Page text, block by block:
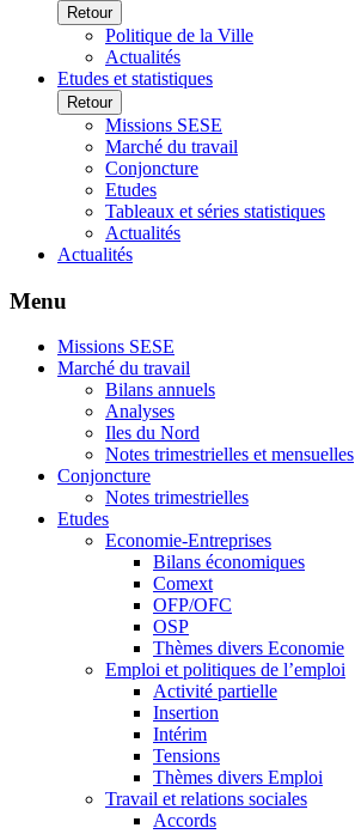
Retour
Politique de la Ville
Actualités
Etudes et statistiques
Retour
Missions SESE
Marché du travail
Conjoncture
Etudes
Tableaux et séries statistiques
Actualités
Actualités
Menu
Missions SESE
Marché du travail
Bilans annuels
Analyses
Iles du Nord
Notes trimestrielles et mensuelles
Conjoncture
Notes trimestrielles
Etudes
Economie-Entreprises
Bilans économiques
Comext
OFP/OFC
OSP
Thèmes divers Economie
Emploi et politiques de l’emploi
Activité partielle
Insertion
Intérim
Tensions
Thèmes divers Emploi
Travail et relations sociales
Accords